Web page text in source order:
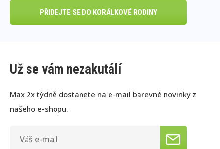
PŘIDEJTE SE DO KORÁLKOVÉ RODINY
Už se vám nezakutálí
Max 2x týdně dostanete na e-mail barevné novinky z
našeho e-shopu.